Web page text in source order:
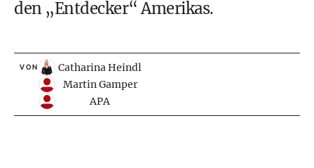
den „Entdecker“ Amerikas.
VON
Catharina Heindl
Martin Gamper
APA